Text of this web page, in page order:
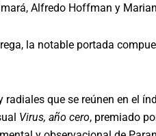
Alfredo Hoffman y
la notable portada
que se reúnen en el
Virus, año cero, premiado